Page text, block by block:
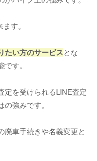
す。
たい方のサービスとな
す。
定を受けられるLINE査定
強みです。
廃車手続きや名義変更と